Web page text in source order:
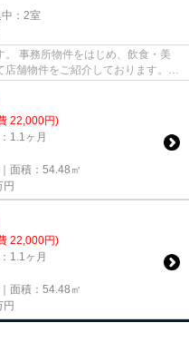
： 2室
事務所物件をはじめ、飲食・美
舗物件をご紹介しております。
22,000円)
1.1ヶ月
面積：54.48㎡
円
22,000円)
1.1ヶ月
面積：54.48㎡
円